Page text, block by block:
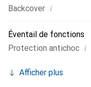
Backcover i
Éventail de fonctions
Protection antichoc i
Afficher plus